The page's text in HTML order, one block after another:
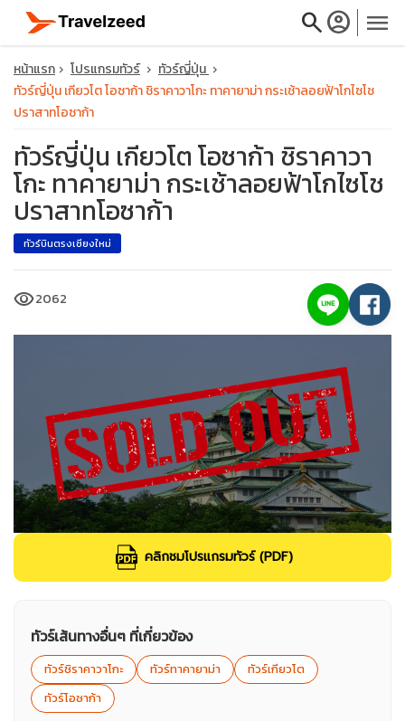
searchaccount_circle menu
close
travel_explore
หน้าแรก โปรแกรมทัวร์
ทัวร์ญี่ปุ่น
ทัวร์ญี่ปุ่น เกียวโต โอซาก้า ชิราคาวาโกะ ทาคายาม่า กระเช้าลอยฟ้าโกไซโช
ปราสาทโอซาก้า
ทัวร์ญี่ปุ่น เกียวโต โอซาก้า ชิราคาวา
โกะ ทาคายาม่า กระเช้าลอยฟ้าโกไซโช
ปราสาทโอซาก้า
ทัวร์บินตรงเชียงใหม่
visibility2062
คลิกชมโปรแกรมทัวร์ (PDF)
ทัวร์เส้นทางอื่นๆ ที่เกี่ยวข้อง
ทัวร์ชิราคาวาโกะ ทัวร์ทาคายาม่า
ทัวร์เกียวโต
ทัวร์โอซาก้า